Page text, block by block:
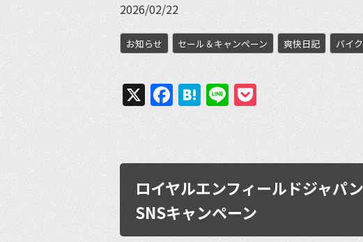
2026/02/22
お知らせ セール＆キャンペーン 爽快日記 バイク
X Facebook
Hatena
Line
ロイヤルエンフィールドジャパ
SNSキャンペーン